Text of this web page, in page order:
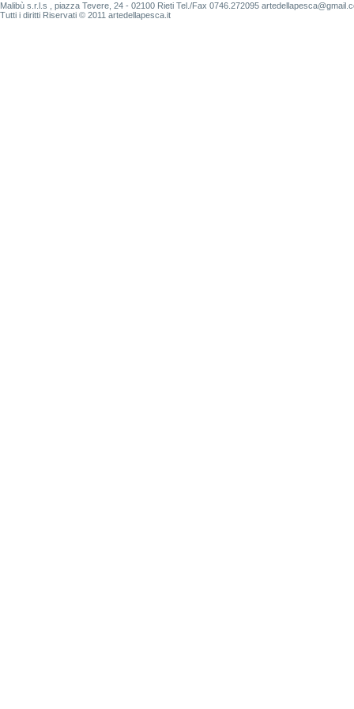
Malibù s.r.l.s , piazza Tevere, 24 - 02100 Rieti Tel./Fax 0746.272095
Tutti i diritti Riservati © 2011 artedellapesca.it